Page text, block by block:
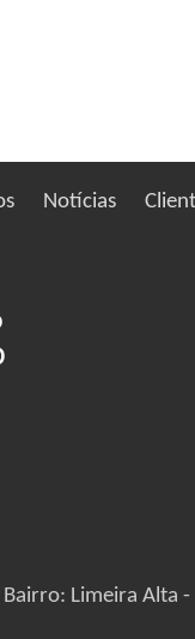
Notícias
Limeira Alta